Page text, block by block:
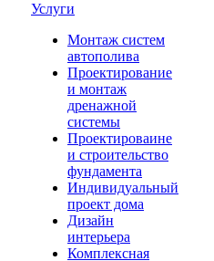
Услуги
Монтаж систем
автополива
Проектирование
и монтаж
дренажной
системы
Проектироваине
и строительство
фундамента
Индивидуальный
проект дома
Дизайн
интерьера
Комплексная